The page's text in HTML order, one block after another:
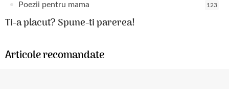
Poezii pentru mama 123
Ti-a placut? Spune-ti parerea!
Articole recomandate